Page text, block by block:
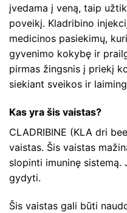
įvedama į veną, taip
poveikį. Kladribino
medicinos pasiekimų,
gyvenimo kokybę ir
pirmas žingsnis į priekį
siekiant sveikos ir
Kas yra šis vaistas?
CLADRIBINE (KLA dri
vaistas. Šis vaistas
slopinti imuninę sistemą.
gydyti.
Šis vaistas gali būti